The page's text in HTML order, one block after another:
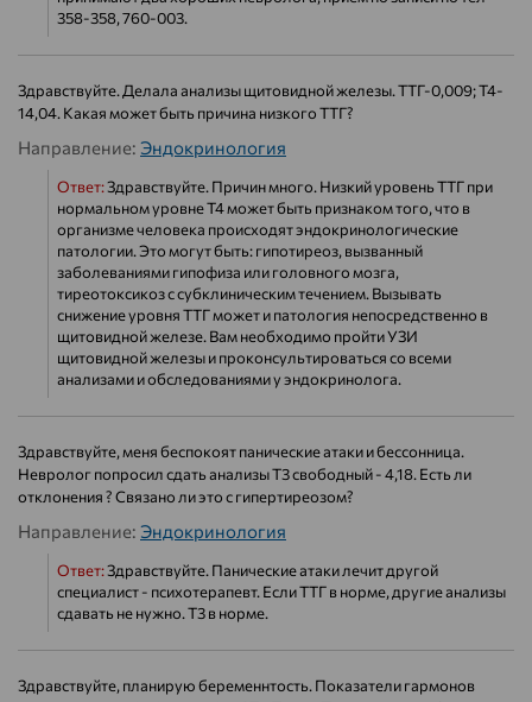
358-358, 760-003.
Здравствуйте. Делала анализы щитовидной железы. ТТГ-0,009; Т4-
14,04. Какая может быть причина низкого ТТГ?
Направление: Эндокринология
Ответ:Здравствуйте. Причин много. Низкий уровень ТТГ при
нормальном уровне Т4 может быть признаком того, что в
организме человека происходят эндокринологические
патологии. Это могут быть: гипотиреоз, вызванный
заболеваниями гипофиза или головного мозга,
тиреотоксикоз с субклиническим течением. Вызывать
снижение уровня ТТГ может и патология непосредственно в
щитовидной железе. Вам необходимо пройти УЗИ
щитовидной железы и проконсультироваться со всеми
анализами и обследованиями у эндокринолога.
Здравствуйте, меня беспокоят панические атаки и бессонница.
Невролог попросил сдать анализы T3 свободный - 4,18. Есть ли
отклонения ? Связано ли это с гипертиреозом?
Направление: Эндокринология
Ответ:Здравствуйте. Панические атаки лечит другой
специалист - психотерапевт. Если ТТГ в норме, другие анализы
сдавать не нужно. Т3 в норме.
Здравствуйте, планирую беременнтость. Показатели гармонов